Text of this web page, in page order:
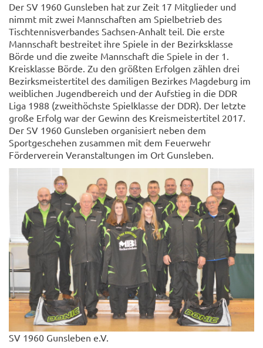
Der SV 1960 Gunsleben hat zur Zeit 17 Mitglieder und
nimmt mit zwei Mannschaften am Spielbetrieb des
Tischtennisverbandes Sachsen-Anhalt teil. Die erste
Mannschaft bestreitet ihre Spiele in der Bezirksklasse
Börde und die zweite Mannschaft die Spiele in der 1.
Kreisklasse Börde. Zu den größten Erfolgen zählen drei
Bezirksmeistertitel des damiligen Bezirkes Magdeburg im
weiblichen Jugendbereich und der Aufstieg in die DDR
Liga 1988 (zweithöchste Spielklasse der DDR). Der letzte
große Erfolg war der Gewinn des Kreismeistertitel 2017.
Der SV 1960 Gunsleben organisiert neben dem
Sportgeschehen zusammen mit dem Feuerwehr
Förderverein Veranstaltungen im Ort Gunsleben.
SV 1960 Gunsleben e.V.